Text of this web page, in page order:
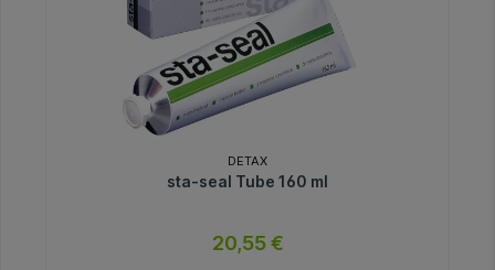
DETAX
sta-seal Tube 160 ml
20,55 €